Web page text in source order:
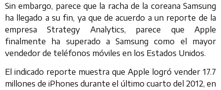
Sin embargo, parece que la racha de la coreana Samsung
ha llegado a su fin, ya que de acuerdo a un reporte de la
empresa Strategy Analytics, parece que Apple
finalmente ha superado a Samsung como el mayor
vendedor de teléfonos móviles en los Estados Unidos.
El indicado reporte muestra que Apple logró vender 17.7
millones de iPhones durante el último cuarto del 2012, en